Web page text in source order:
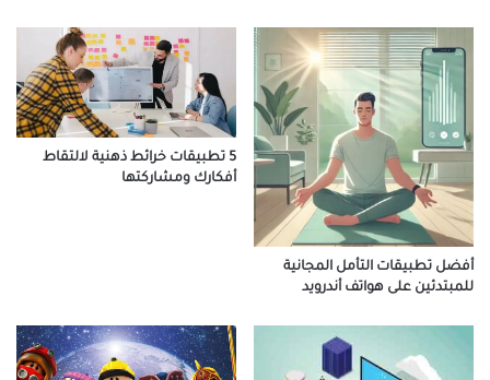
أفضل تطبيقات التأمل المجانية
للمبتدئين على هواتف أندرويد
5 تطبيقات خرائط ذهنية لالتقاط
أفكارك ومشاركتها